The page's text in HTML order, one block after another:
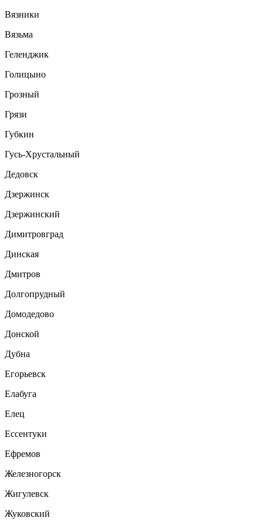
Вязники
Вязьма
Геленджик
Голицыно
Грозный
Грязи
Губкин
Гусь-Хрустальный
Дедовск
Дзержинск
Дзержинский
Димитровград
Динская
Дмитров
Долгопрудный
Домодедово
Донской
Дубна
Егорьевск
Елабуга
Елец
Ессентуки
Ефремов
Железногорск
Жигулевск
Жуковский